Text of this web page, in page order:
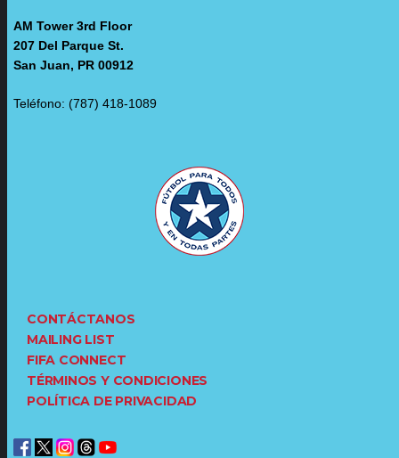
AM Tower 3rd Floor
207 Del Parque St.
San Juan, PR 00912
Teléfono: (787) 418-1089
CONTÁCTANOS
MAILING LIST
FIFA CONNECT
TÉRMINOS Y CONDICIONES
POLÍTICA DE PRIVACIDAD